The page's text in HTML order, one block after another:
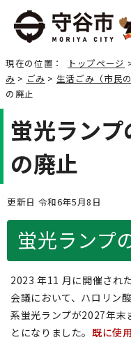
現在の位置： トップページ
み > ごみ > 生活ごみ（市民
の廃止
蛍光ラン
の廃止
更新日 令和6年5月8日
蛍光ランプ
2023 年11 ⽉に開催され
会議において、ハロリン
系蛍光ランプが2027年末
とになりました。既に使